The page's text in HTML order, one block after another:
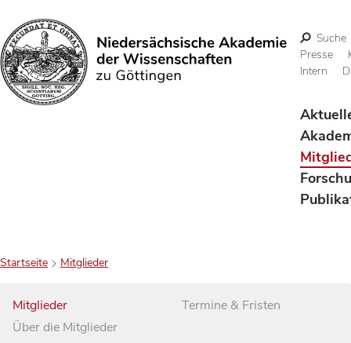
Suchen
Suche
Presse
Intern
Startseite Mitglieder
Mitglieder
Über die Mitglieder
Termine & Fristen